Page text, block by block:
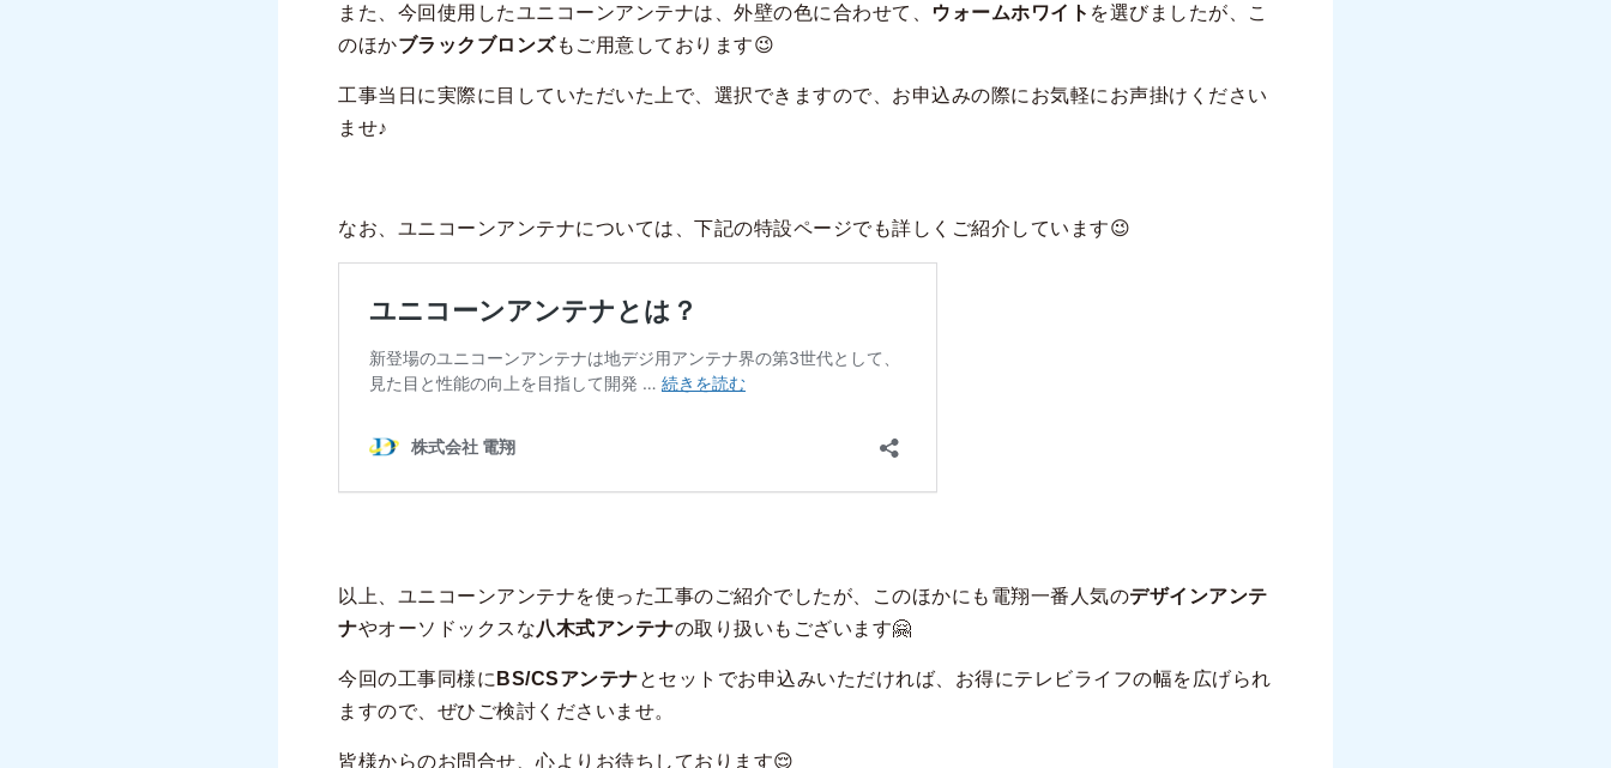
また、今回使用したユニコーンアンテナは、外壁の色に合わせて、 ウォームホワイト を選びましたが、こ
のほかブラックブロンズもご用意しております😉
工事当日に実際に目していただいた上で、選択できますので、お申込みの際にお気軽にお声掛けください
ませ♪
なお、ユニコーンアンテナについては、下記の特設ページでも詳しくご紹介しています😉
以上、ユニコーンアンテナを使った工事のご紹介でしたが、このほかにも電翔一番人気のデザインアンテ
ナやオーソドックスな八木式アンテナの取り扱いもございます🤗
今回の工事同様に BS/CSアンテナとセットでお申込みいただければ、お得にテレビライフの幅を広げられ
ますので、ぜひご検討くださいませ。
皆様からのお問合せ、心よりお待ちしております😌